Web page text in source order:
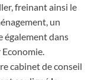
freinant ainsi le
un
également dans
Economie.
cabinet de conseil